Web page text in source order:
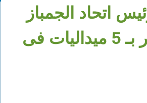
اتحاد الجمباز
يكشف تفاصيل تتويج لاعبي مصر بـ 5 ميداليات فى